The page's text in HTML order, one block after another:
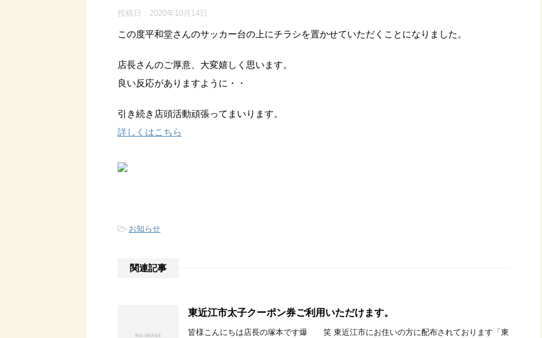
投稿日： 2020年10月14日
この度平和堂さんのサッカー台の上にチラシを置かせていただくことになりました。
店長さんのご厚意、大変嬉しく思います。
良い反応がありますように・・
引き続き店頭活動頑張ってまいります。
詳しくはこちら
-お知らせ
関連記事
東近江市太子クーポン券ご利用いただけます。
皆様こんにちは店長の塚本です爆 笑 東近江市にお住いの方に配布されております「東